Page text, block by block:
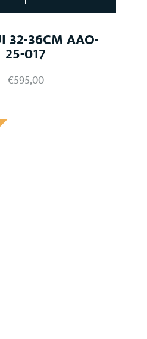
32-36CM AAO-
25-017
€595,00